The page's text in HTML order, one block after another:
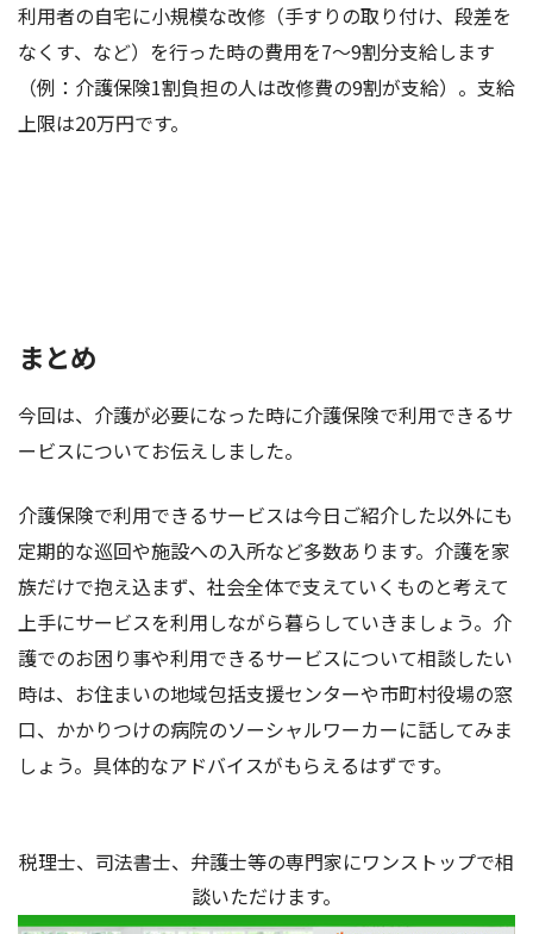
利用者の自宅に小規模な改修（手すりの取り付け、段差を
なくす、など）を行った時の費用を7～9割分支給します
（例：介護保険1割負担の人は改修費の9割が支給）。支給
上限は20万円です。
まとめ
今回は、介護が必要になった時に介護保険で利用できるサ
ービスについてお伝えしました。
介護保険で利用できるサービスは今日ご紹介した以外にも
定期的な巡回や施設への入所など多数あります。介護を家
族だけで抱え込まず、社会全体で支えていくものと考えて
上手にサービスを利用しながら暮らしていきましょう。介
護でのお困り事や利用できるサービスについて相談したい
時は、お住まいの地域包括支援センターや市町村役場の窓
口、かかりつけの病院のソーシャルワーカーに話してみま
しょう。具体的なアドバイスがもらえるはずです。
税理士、司法書士、弁護士等の専門家にワンストップで相
談いただけます。